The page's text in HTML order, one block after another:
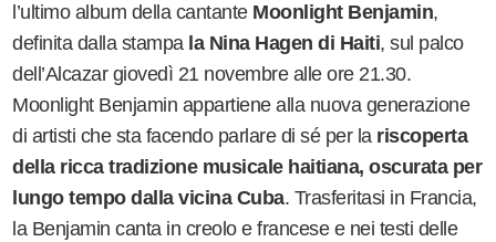
’ultimo album della cantante Moonlight Benjamin,
definita dalla stampa la Nina Hagen di Haiti, sul palco
dell ’Alcazar giovedì 21 novembre alle ore 21.30.
Moonlight Benjamin appartiene alla nuova generazione
di artisti che sta facendo parlare di sé per la riscoperta
della ricca tradizione musicale haitiana, oscurata per
lungo tempo dalla vicina Cuba. Trasferitasi in Francia,
la Benjamin canta in creolo e francese e nei testi delle